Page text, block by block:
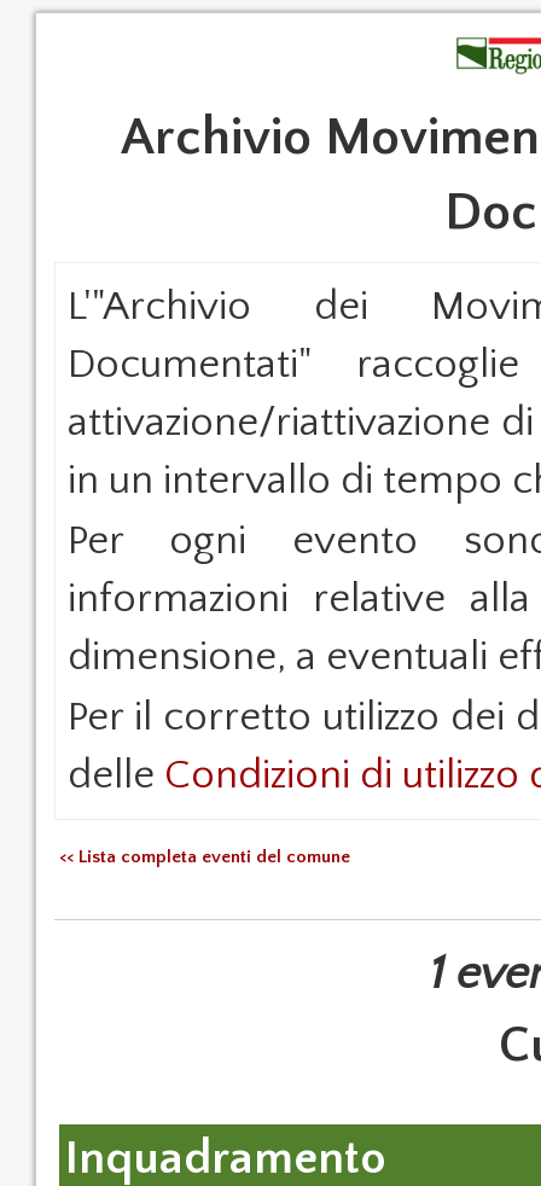
Archivio
L'"Archivio dei
Documentati"
attivazione/riattivazione
in un intervallo di tempo
Per ogni evento
informazioni relative
dimensione, a eventuali
Per il corretto utilizzo dei
delle Condizioni di utilizzo
<< Lista completa eventi del comune
1
Inquadramento